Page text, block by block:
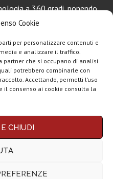
Cookie
per personalizzare contenuti e
e analizzare il traffico.
partner che si occupano di analisi
potrebbero combinarle con
Accettando, permetti l’uso
il consenso ai cookie consulta la
CHIUDI
a 360 gradi, ponendo
mondo Android, Apple e
Privacy policy
in quanto viene aggiornato
che eroga ai siti una commissione